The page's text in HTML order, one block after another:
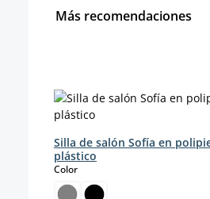
Más recomendaciones
Silla de salón Sofía en
plástico
Colorselect